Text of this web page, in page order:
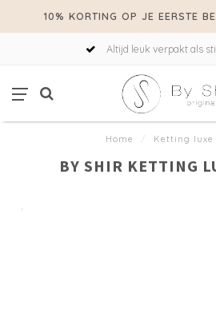
10% KORTING OP JE EERSTE
Altijd leuk verpakt als
Home / Ketting luxe
BY SHIR KETTING